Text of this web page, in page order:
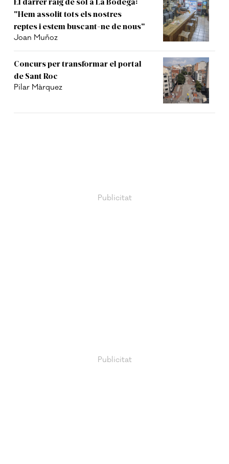
"Hem assolit tots els nostres
reptes i estem buscant-ne de nous"
Joan Muñoz
Concurs per transformar el portal
de Sant Roc
Pilar Màrquez